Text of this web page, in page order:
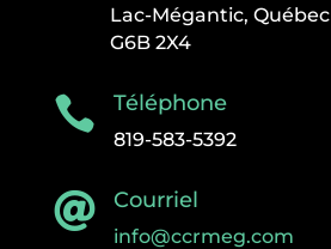
Lac-Mégantic, Québec
G6B 2X4
 Téléphone
819-583-5392
 Courriel
info@ccrmeg.com